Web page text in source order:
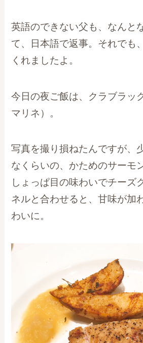
英語のできない父も、なんと
て、日本語で返事。それでも
くれましたよ。
今日の夜ご飯は、クラブラッ
マリネ）。
写真を撮り損ねたんですが、
なくらいの、かためのサーモ
しょっぱ目の味わいでチーズ
ネルと合わせると、甘味が加
わいに。